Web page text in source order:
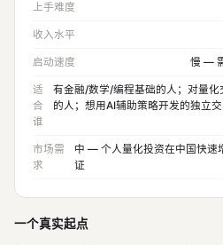
上手难度
收入水平
启动速度 慢 —
适
合
谁
有金融/数学/编程基础的人；对量
的人；想用AI辅助策略开发的独立
市场需
求
中 — 个人量化投资在中国快速
证
一个真实起点